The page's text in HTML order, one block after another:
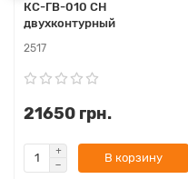
КС-ГВ-010 СН
двухконтурный
2517
21650 грн.
В корзину